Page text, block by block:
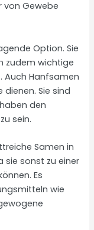
von Gewebe
Option. Sie
zudem wichtige
Auch Hanfsamen
Sie sind
den
sein.
Samen in
sie sonst zu einer
Es
wie